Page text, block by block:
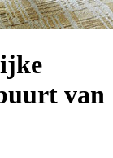
van